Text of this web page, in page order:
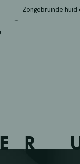
Zongebruinde huid